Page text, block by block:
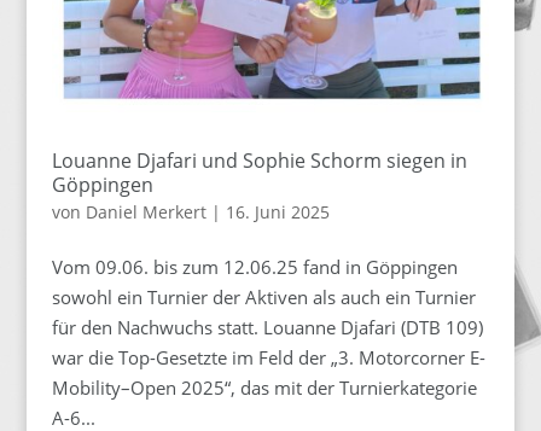
Louanne Djafari und Sophie Schorm siegen in
Göppingen
von Daniel Merkert| 16. Juni 2025
Vom 09.06. bis zum 12.06.25 fand in Göppingen
sowohl ein Turnier der Aktiven als auch ein Turnier
für den Nachwuchs statt. Louanne Djafari (DTB 109)
war die Top-Gesetzte im Feld der „3. Motorcorner E-
Mobility–Open 2025“, das mit der Turnierkategorie
A-6...